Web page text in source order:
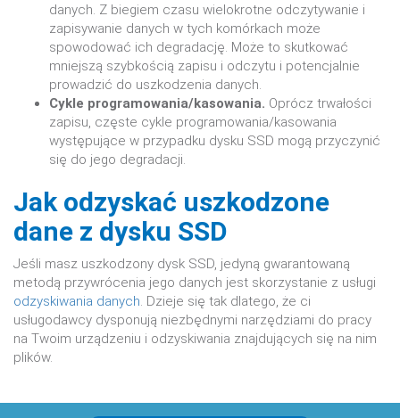
danych. Z biegiem czasu wielokrotne odczytywanie i
zapisywanie danych w tych komórkach może
spowodować ich degradację. Może to skutkować
mniejszą szybkością zapisu i odczytu i potencjalnie
prowadzić do uszkodzenia danych.
Cykle programowania/kasowania. Oprócz trwałości
zapisu, częste cykle programowania/kasowania
występujące w przypadku dysku SSD mogą przyczynić
się do jego degradacji.
Jak odzyskać uszkodzone
dane z dysku SSD
Jeśli masz uszkodzony dysk SSD, jedyną gwarantowaną
metodą przywrócenia jego danych jest skorzystanie z usługi
odzyskiwania danych. Dzieje się tak dlatego, że ci
usługodawcy dysponują niezbędnymi narzędziami do pracy
na Twoim urządzeniu i odzyskiwania znajdujących się na nim
plików.